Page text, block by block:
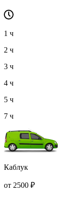
1 ч
2 ч
3 ч
4 ч
5 ч
7 ч
Каблук
от 2500 ₽